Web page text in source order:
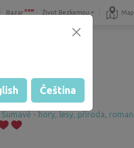
Bazar new Život Bezkempu
- hory, lesy, příroda,
Čeština